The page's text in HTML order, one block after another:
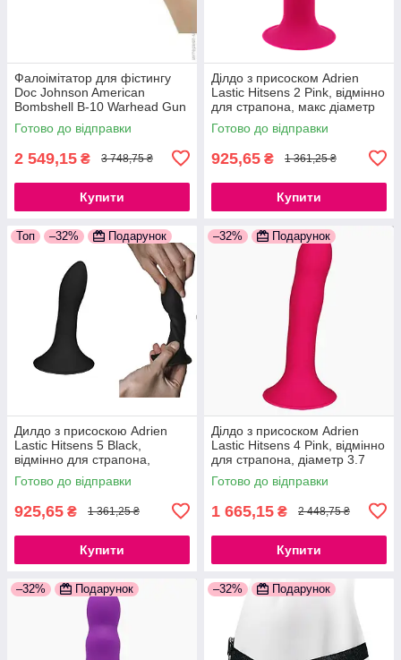
Фалоімітатор для фістингу
Doc Johnson American
Bombshell B-10 Warhead Gun
Metal, діаметр 6,9 см, гнучкий
Готово до відправки
2 549,15 ₴ 3 748,75 ₴
Купити
Ділдо з присоском Adrien
Lastic Hitsens 2 Pink, відмінно
для страпона, макс діаметр
4см, довжина 16,7 см
777Store.com.ua
Готово до відправки
925,65 ₴ 1 361,25 ₴
Купити
Топ –32% Подарунок
Дилдо з присоскою Adrien
Lastic Hitsens 5 Black,
відмінно для страпона,
діаметр 2,4 см, довжина 13
см, силікон Silexpan
Готово до відправки
925,65 ₴ 1 361,25 ₴
Купити
–32% Подарунок
Ділдо з присоском Adrien
Lastic Hitsens 4 Pink, відмінно
для страпона, діаметр 3.7
см, довжина 17,8 см
777Store.com.ua
Готово до відправки
1 665,15 ₴ 2 448,75 ₴
Купити
–32% Подарунок –32% Подарунок